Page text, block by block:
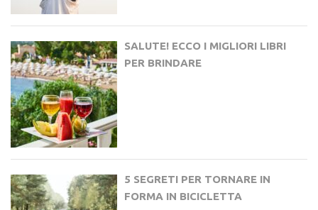
SALUTE! ECCO I MIGLIORI LIBRI
PER BRINDARE
5 SEGRETI PER TORNARE IN
FORMA IN BICICLETTA